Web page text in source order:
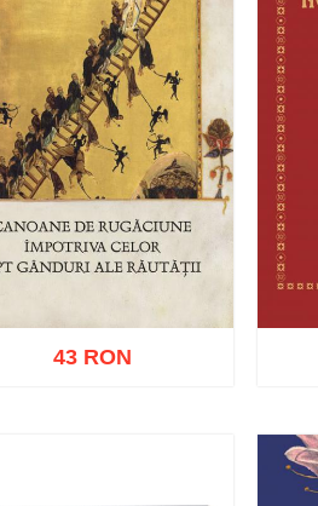
43 RON